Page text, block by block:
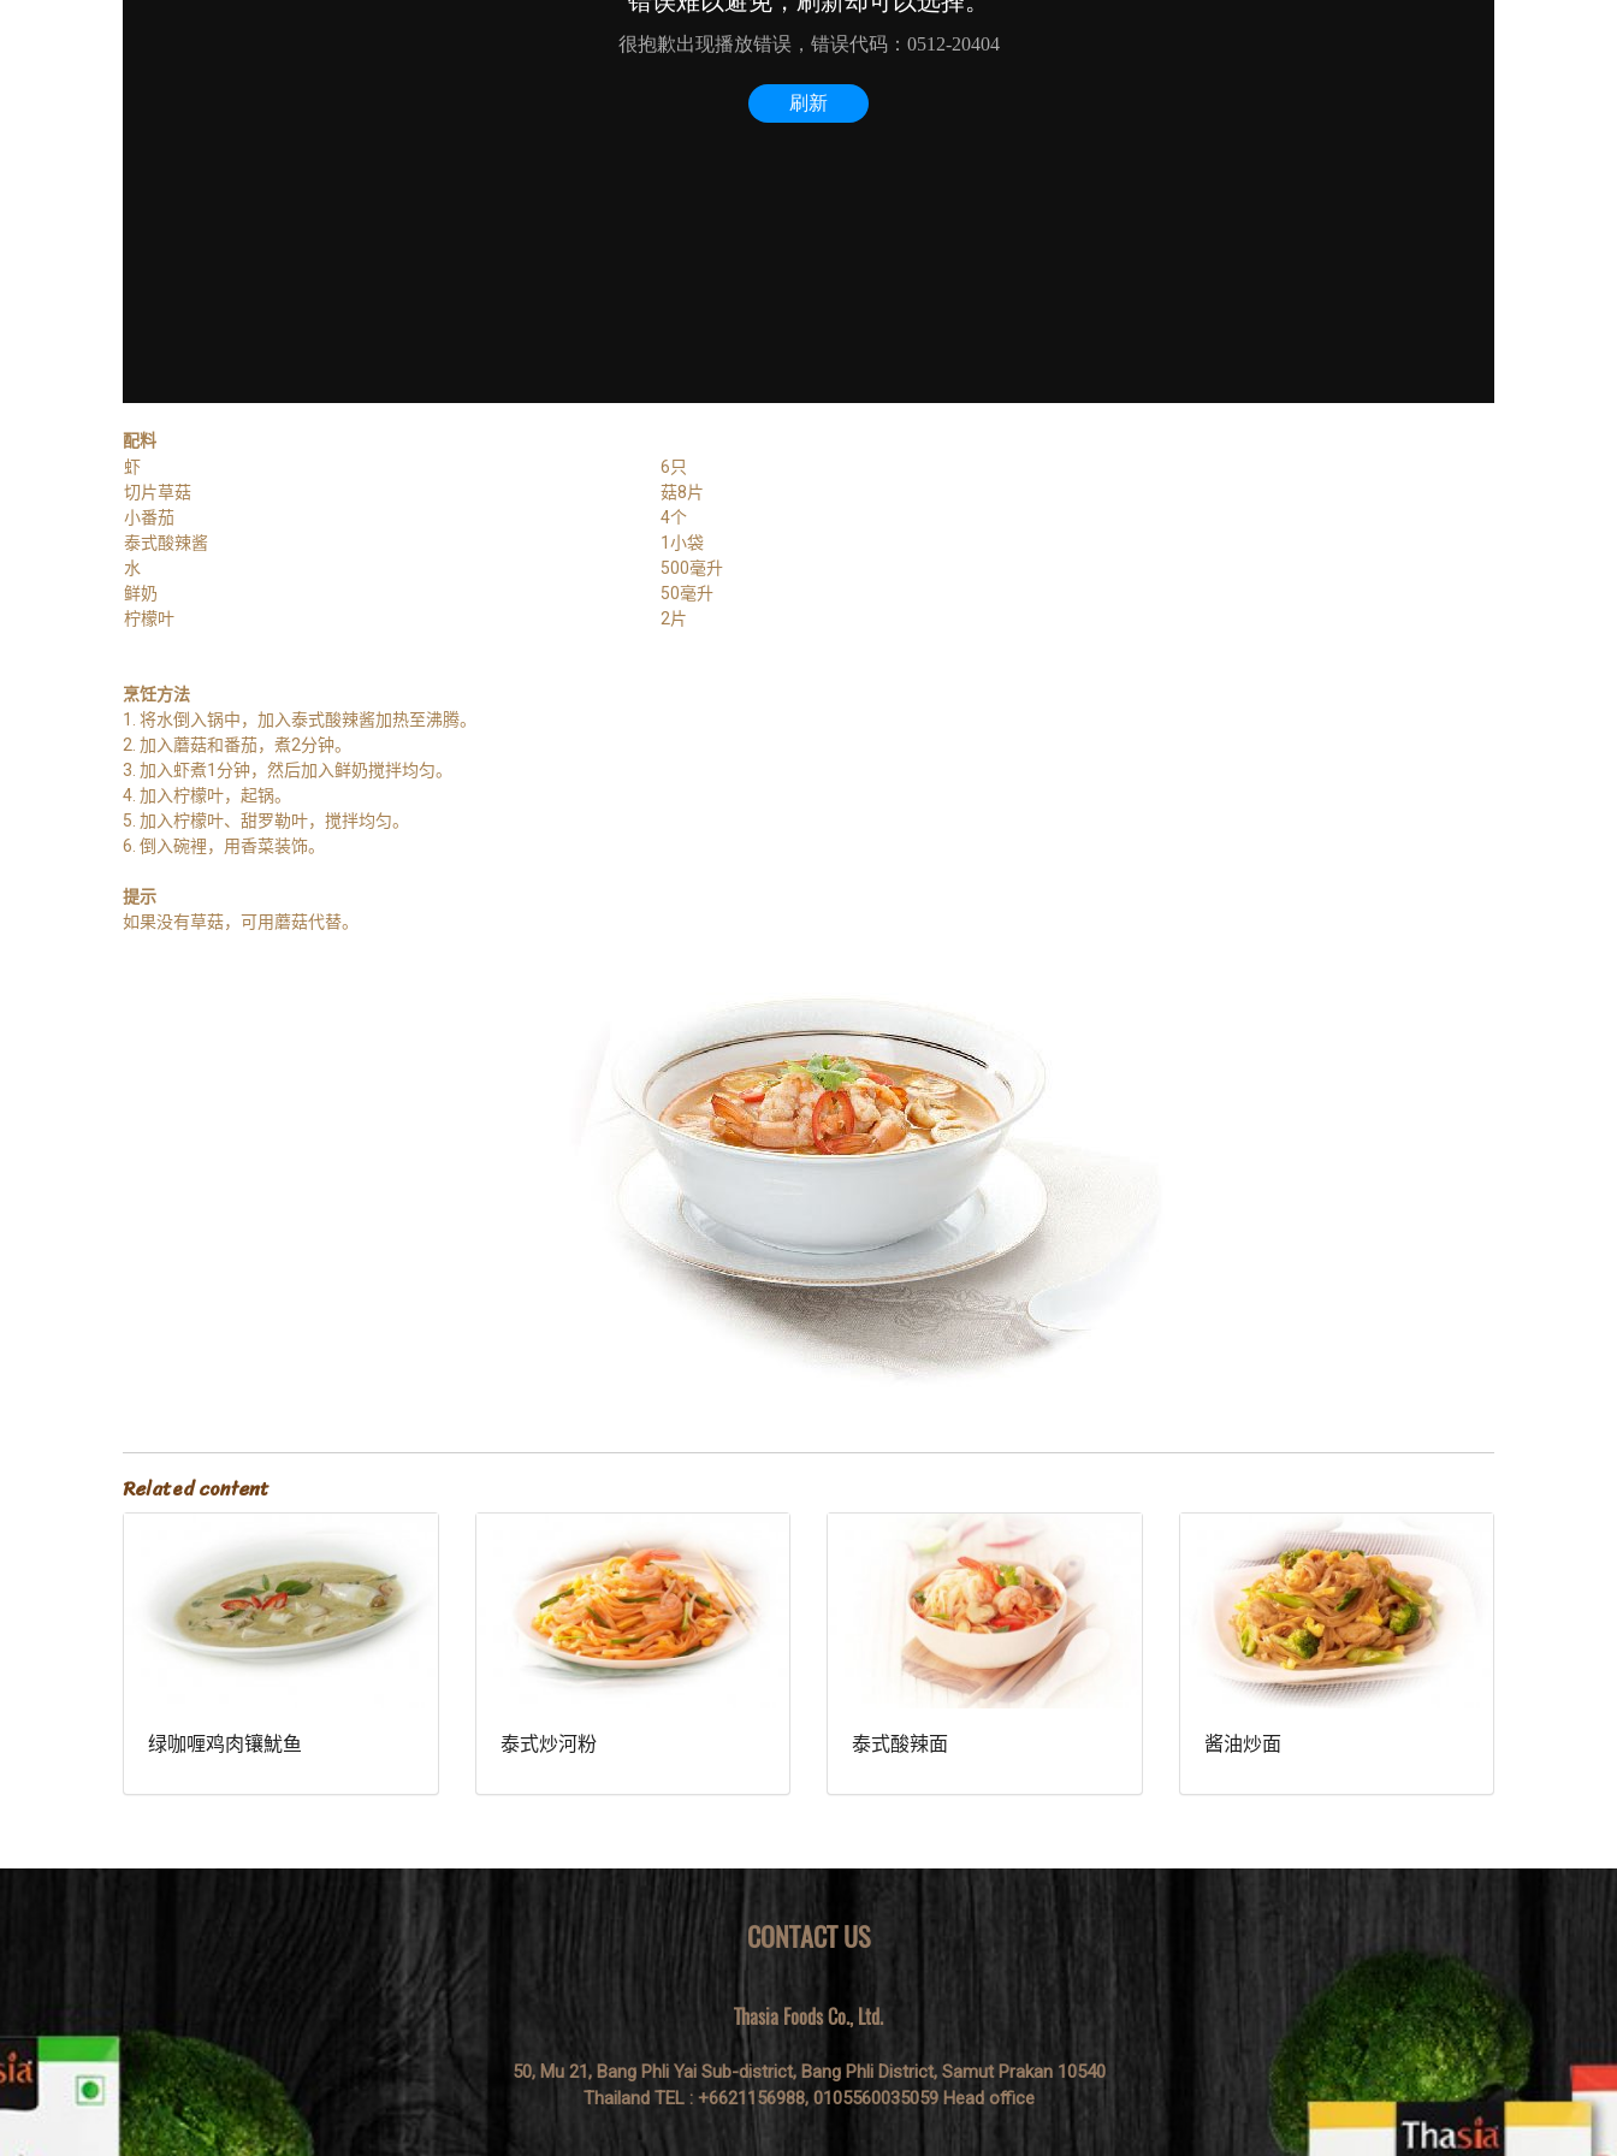
配料
虾
切片草菇
小番茄
泰式酸辣酱
水
鲜奶
柠檬叶
6只
菇8片
4个
1小袋
500毫升
50毫升
2片
烹饪方法
1. 将水倒入锅中，加入泰式酸辣酱加热至沸腾。
2. 加入蘑菇和番茄，煮2分钟。
3. 加入虾煮1分钟，然后加入鲜奶搅拌均匀。
4. 加入柠檬叶，起锅。
5. 加入柠檬叶、甜罗勒叶，搅拌均匀。
6. 倒入碗裡，用香菜装饰。
提示
如果没有草菇，可用蘑菇代替。
Related content
绿咖喱鸡肉镶魷鱼 泰式炒河粉 泰式酸辣面 酱油炒面
CONTACT US
Thasia Foods Co., Ltd.
50, Mu 21, Bang Phli Yai Sub-district, Bang Phli District, Samut Prakan 10540
Thailand TEL : +6621156988, 0105560035059 Head office